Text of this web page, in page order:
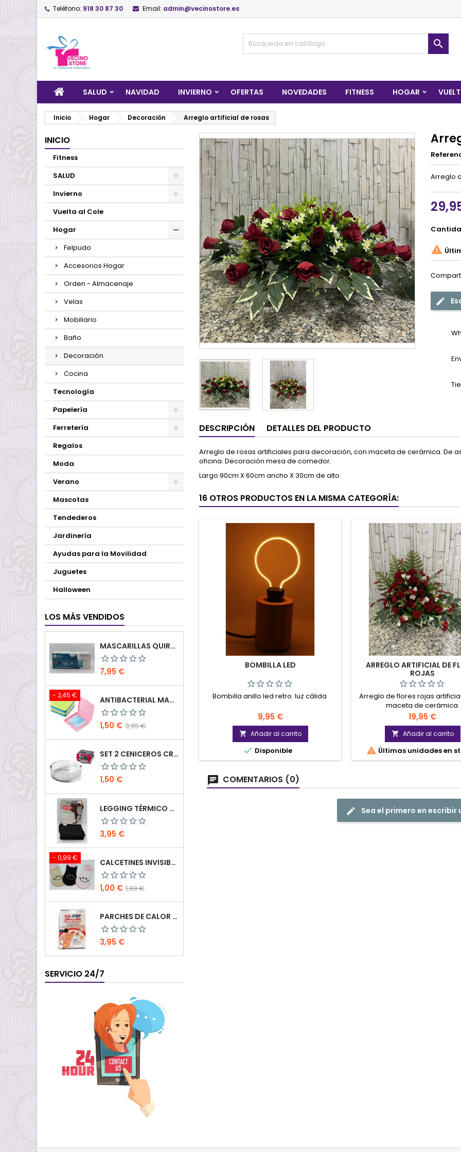
Teléfono: 918 30 87 30 Email: admin@vecinostore.es

SALUD NAVIDAD INVIERNO OFERTAS NOVEDADES FITNESS HOGAR
Inicio Hogar Decoración Arreglo artificial de rosas
INICIO
Fitness
SALUD
Invierno
Vuelta al Cole
Hogar
Felpudo
Accesorios Hogar
Orden - Almacenaje
Velas
Mobiliario
Baño
Decoración
Cocina
Tecnología
Papelería
Ferretería
Regalos
Moda
Verano
Mascotas
Tendederos
Jardinería
Ayudas para la Movilidad
Juguetes
Halloween
LOS MÁS VENDIDOS
MASCARILLAS QUIRÚRGICAS PACK 50PCS
Precio
7,95 €
- 2,45 € ANTIBACTERIAL MASK CASE
Precio
1,50 € Precio
3,95 €
SET 2 CENICEROS CRISTAL 10.5 CM
Precio
1,50 €
LEGGING TÉRMICO CON FAJA
Precio
3,95 €
- 0,99 € CALCETINES INVISIBLES DE MUJER
Precio
1,00 € Precio
1,99 €
PARCHES DE CALOR MEGAPLAST
Precio
3,95 €
SERVICIO 24/7
Arreglo

DESCRIPCIÓN DETALLES DEL PRODUCTO
Arreglo de rosas artificiales para decoración, con maceta de cerámica. De
oficina. Decoración mesa de comedor.
Largo 90cm X 60cm ancho X 30cm de alto.
16 OTROS PRODUCTOS EN LA MISMA CATEGORÍA:
BOMBILLA LED
Bombilla anillo led retro. luz cálida
Precio
9,95 €
 Añadir al carrito
 Disponible
ARREGLO ARTIFICIAL DE
ROJAS
Arreglo de flores rojas
maceta de cerámica.
Precio
19,95 €
 Añadir al carrito
 Últimas unidades en
COMENTARIOS (0)
Sea el primero en escribir